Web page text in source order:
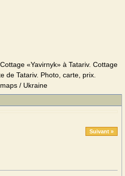
«Yavirnyk» à Tatariv. Cottage
de Tatariv. Photo, carte, prix.
/ Ukraine
Suivant »